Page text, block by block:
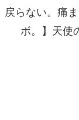
戻らない。痛
ボ。】天使